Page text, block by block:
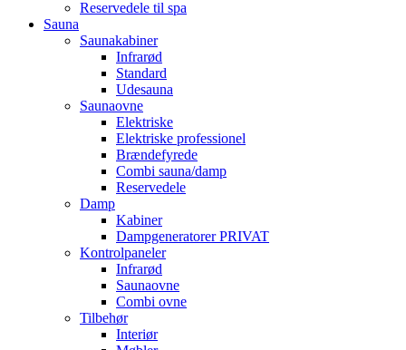
Reservedele til spa
Sauna
Saunakabiner
Infrarød
Standard
Udesauna
Saunaovne
Elektriske
Elektriske professionel
Brændefyrede
Combi sauna/damp
Reservedele
Damp
Kabiner
Dampgeneratorer PRIVAT
Kontrolpaneler
Infrarød
Saunaovne
Combi ovne
Tilbehør
Interiør